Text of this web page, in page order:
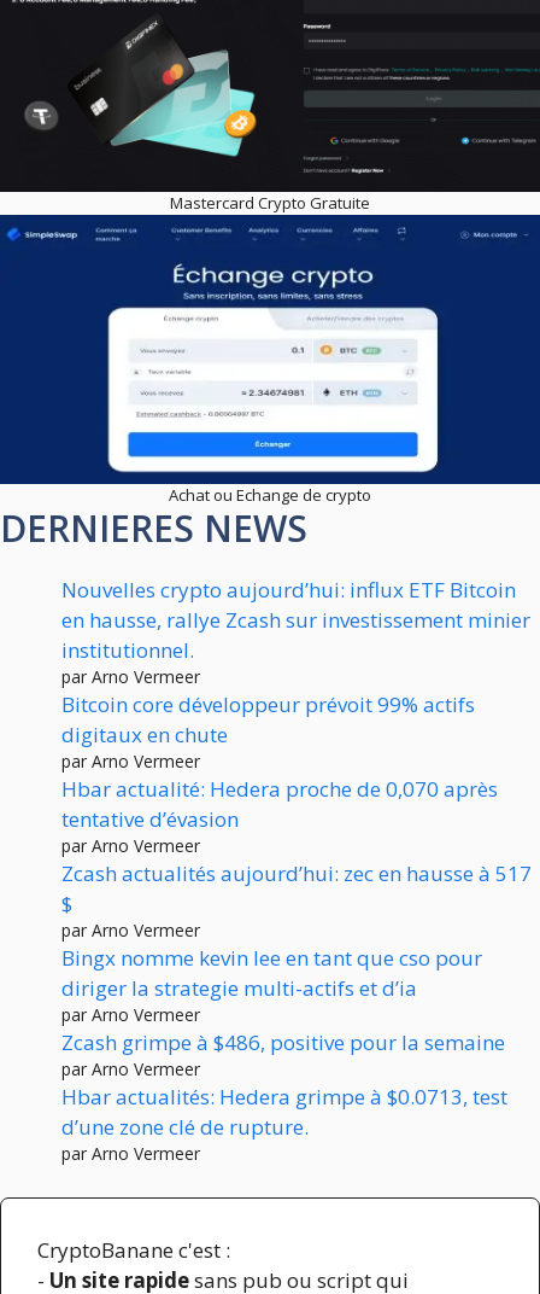
Mastercard Crypto Gratuite
Achat ou Echange de crypto
DERNIERES NEWS
Nouvelles crypto aujourd’hui: influx ETF Bitcoin
en hausse, rallye Zcash sur investissement minier
institutionnel.
par Arno Vermeer
Bitcoin core développeur prévoit 99% actifs
digitaux en chute
par Arno Vermeer
Hbar actualité: Hedera proche de 0,070 après
tentative d’évasion
par Arno Vermeer
Zcash actualités aujourd’hui: zec en hausse à 517
$
par Arno Vermeer
Bingx nomme kevin lee en tant que cso pour
diriger la strategie multi-actifs et d’ia
par Arno Vermeer
Zcash grimpe à $486, positive pour la semaine
par Arno Vermeer
Hbar actualités: Hedera grimpe à $0.0713, test
d’une zone clé de rupture.
par Arno Vermeer
CryptoBanane c'est :
- Un site rapidesans pub ou script qui